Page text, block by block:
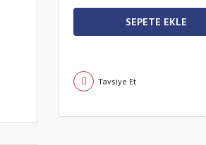
SEPETE EKLE
Tavsiye Et